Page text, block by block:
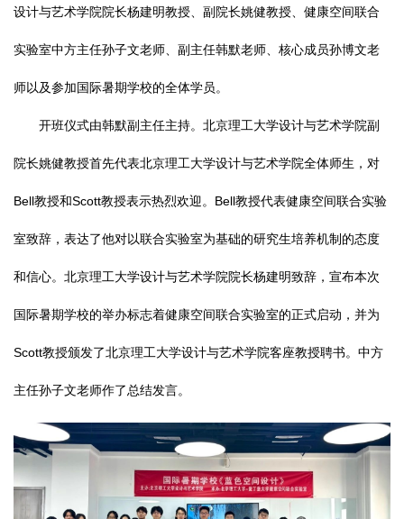
设计与艺术学院院长杨建明教授、副院长姚健教授、健康空间联合
实验室中方主任孙子文老师、副主任韩默老师、核心成员孙博文老
师以及参加国际暑期学校的全体学员。
开班仪式由韩默副主任主持。北京理工大学设计与艺术学院副
院长姚健教授首先代表北京理工大学设计与艺术学院全体师生，对
Bell教授和Scott教授表示热烈欢迎。Bell教授代表健康空间联合实验
室致辞，表达了他对以联合实验室为基础的研究生培养机制的态度
和信心。北京理工大学设计与艺术学院院长杨建明致辞，宣布本次
国际暑期学校的举办标志着健康空间联合实验室的正式启动，并为
Scott教授颁发了北京理工大学设计与艺术学院客座教授聘书。中方
主任孙子文老师作了总结发言。